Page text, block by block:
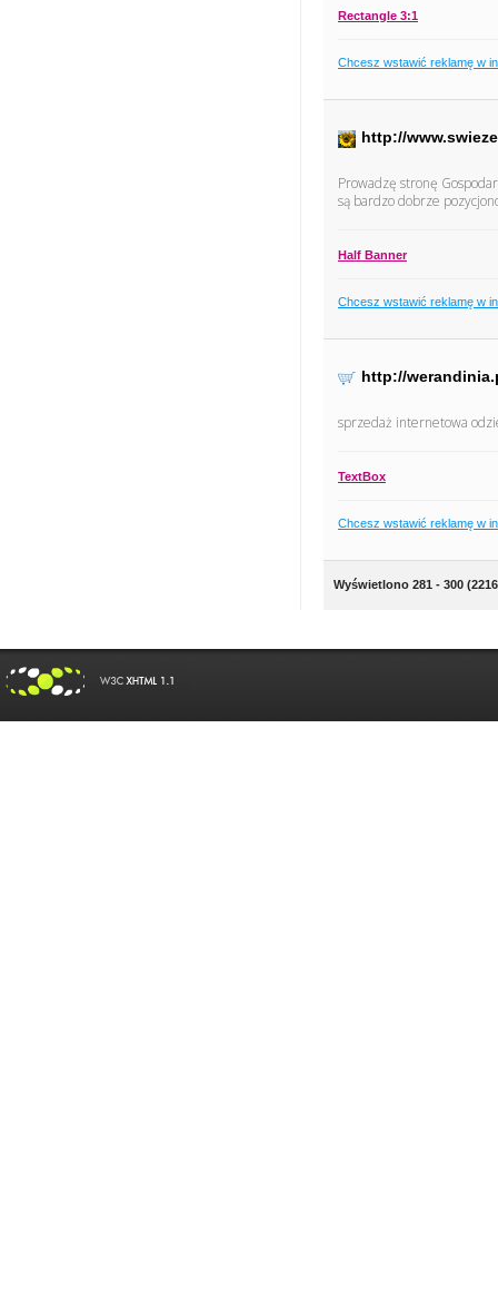
Rectangle 3:1
Chcesz wstawić reklamę w
http://
Prowadzę stronę
są bardzo dobrze
Half Banner
Chcesz wstawić reklamę w
http://
sprzedaż internetowa
TextBox
Chcesz wstawić reklamę w
Wyświetlono 281 - 300